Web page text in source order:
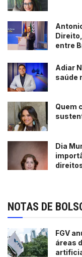
entre
Adiar
saúde
Quem
Dia
NOTAS DE
FGV
áreas